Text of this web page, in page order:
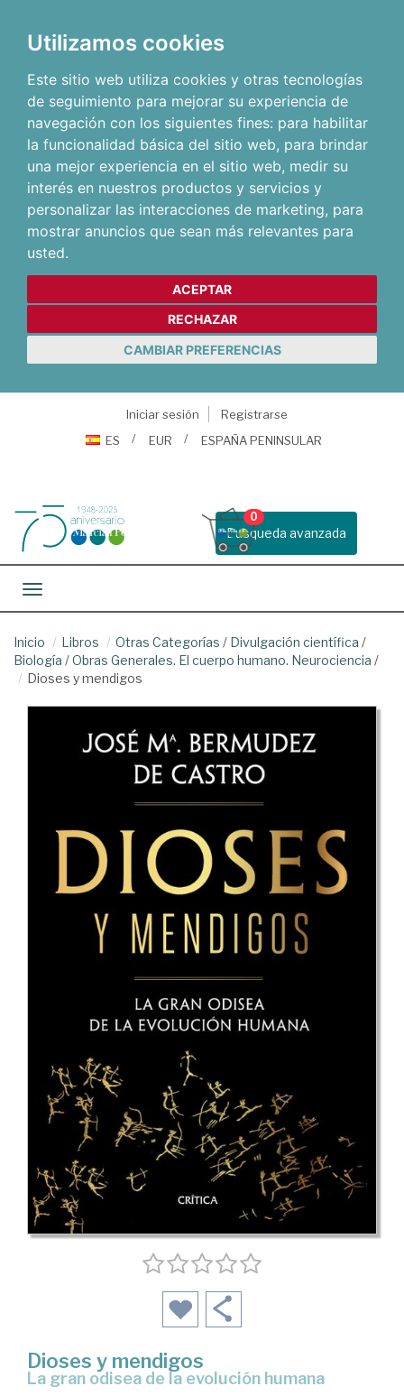
Utilizamos cookies
Este sitio web utiliza cookies y otras tecnologías
de seguimiento para mejorar su experiencia de
navegación con los siguientes fines: para habilitar
la funcionalidad básica del sitio web, para brindar
una mejor experiencia en el sitio web, medir su
interés en nuestros productos y servicios y
personalizar las interacciones de marketing, para
mostrar anuncios que sean más relevantes para
usted.
ACEPTAR
RECHAZAR
CAMBIAR PREFERENCIAS
Iniciar sesión
Registrarse
ES
EUR ESPAÑA PENINSULAR
Busqueda avanzada
0
Toggle navigation
Inicio Libros Otras Categorías / Divulgación científica /
Biología /Obras Generales. El cuerpo humano. Neurociencia /
Dioses y mendigos
Dioses y mendigos
la gran odisea de la evolución humana